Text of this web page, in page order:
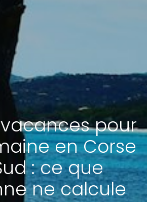
pour
en Corse
: ce que
ne calcule